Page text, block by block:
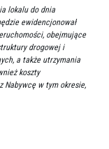
lokalu do dnia
ewidencjonował
obejmujące
drogowej i
a także utrzymania
koszty
Nabywcę w tym okresie,